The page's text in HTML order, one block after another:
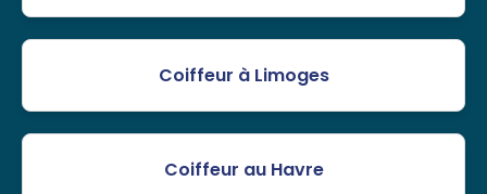
Coiffeur à Limoges
Coiffeur au Havre